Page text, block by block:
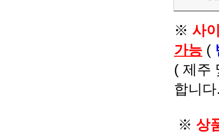
※ 사
가능 (
( 제주
합니
※ 상